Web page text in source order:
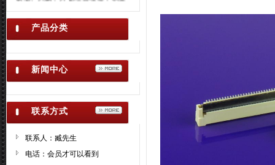
的服务，卓越的品质为生存根本，
我们始终坚持用户至上 用心服务于
户。欢迎各位来参观指导工作，如
果您对我们的产品感兴趣或者有任
何的疑问，您可以直接给我们留言
或直接与我们联络，我们将在收到
您的信息后，会第一时间及时与您
联络
产品分类
新闻中心
联系方式
联系人：臧先生
电话：会员才可以看到